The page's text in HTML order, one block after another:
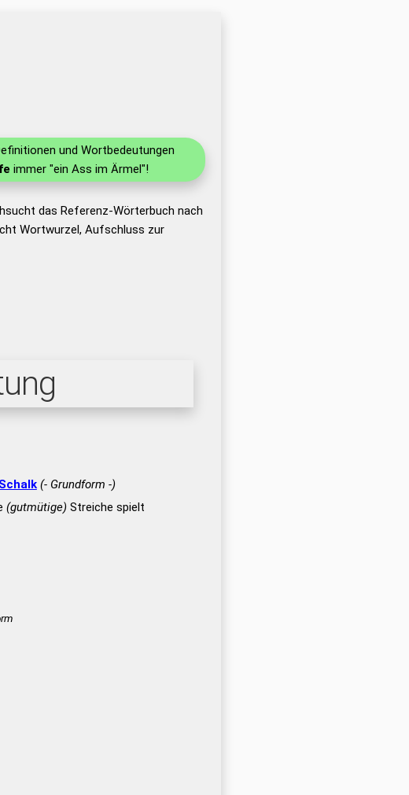
und Wortbedeutungen
immer "ein Ass im Ärmel"!
das Referenz-Wörterbuch nach
Wortwurzel, Aufschluss zur
Schalk (- Grundform -)
(gutmütige) Streiche spielt